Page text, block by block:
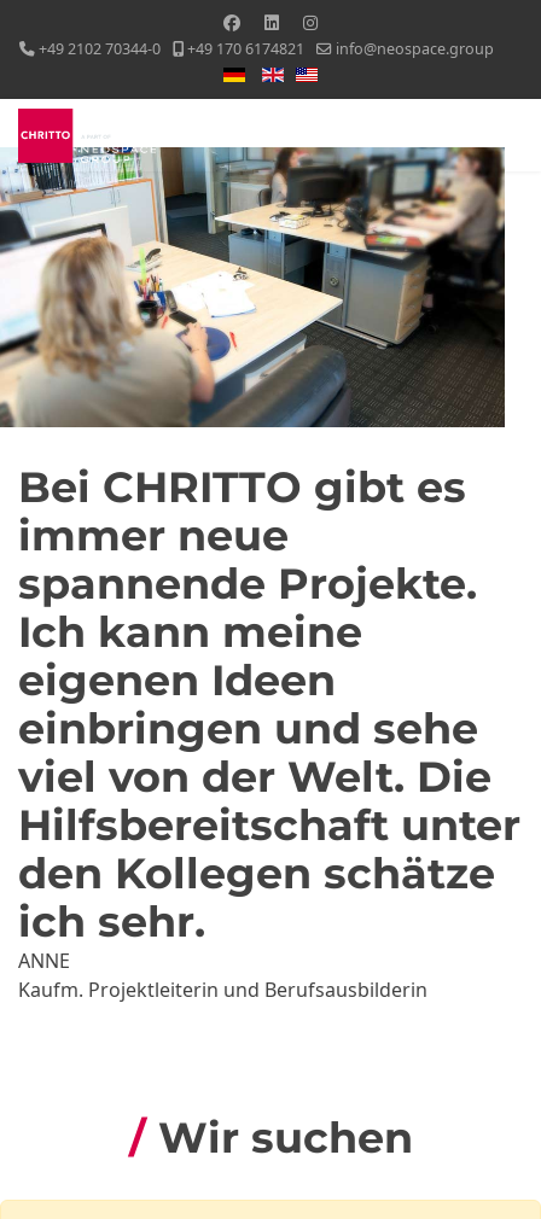
+49 2102 70344-0 +49 170 6174821
info@neospace.group
Sprache auswählen
Bei CHRITTO gibt es
immer neue
spannende Projekte.
Ich kann meine
eigenen Ideen
einbringen und sehe
viel von der Welt. Die
Hilfsbereitschaft unter
den Kollegen schätze
ich sehr.
ANNE
Kaufm. Projektleiterin und Berufsausbilderin
Wir suchen